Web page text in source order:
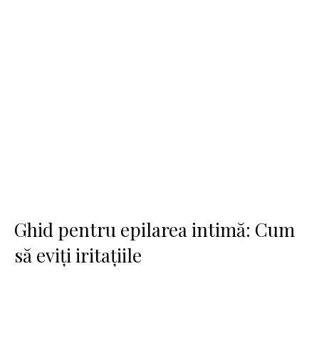
Ghid pentru epilarea intimă: Cum
să eviți iritațiile